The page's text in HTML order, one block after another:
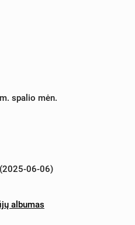
spalio mėn.
06-06)
albumas